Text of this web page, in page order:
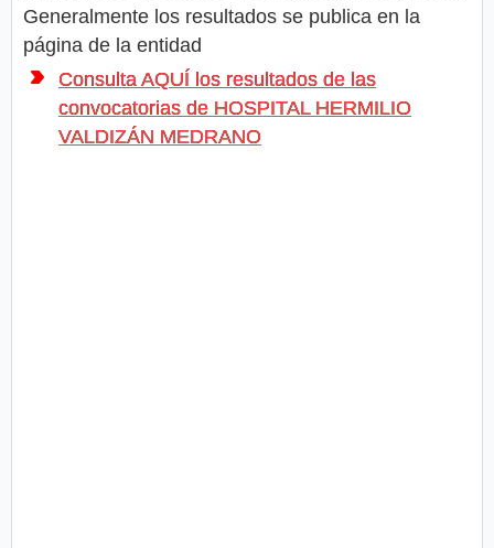
Generalmente los resultados se publica en la
página de la entidad
Consulta AQUÍ los resultados de las
convocatorias de HOSPITAL HERMILIO
VALDIZÁN MEDRANO